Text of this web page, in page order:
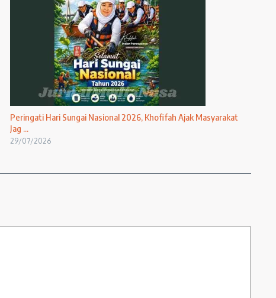
Peringati Hari Sungai Nasional 2026, Khofifah Ajak Masyarakat
Jag ...
29/07/2026